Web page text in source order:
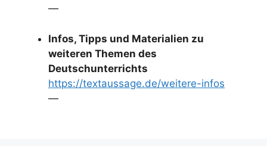
—
Infos, Tipps und Materialien zu
weiteren Themen des
Deutschunterrichts
https://textaussage.de/weitere-infos
—